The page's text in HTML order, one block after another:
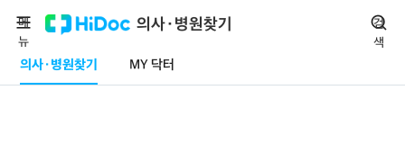
의사·병원찾기
의사·병원찾기 MY 닥터
메
뉴
검
색